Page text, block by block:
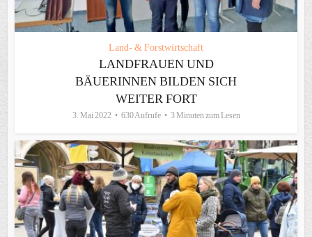
Land- & Forstwirtschaft
LANDFRAUEN UND
BÄUERINNEN BILDEN SICH
WEITER FORT
3. Mai 2022 630 Aufrufe 3 Minuten zum Lesen